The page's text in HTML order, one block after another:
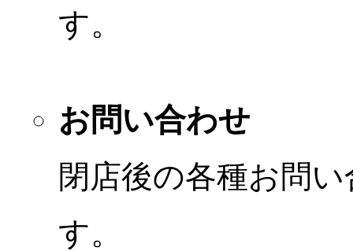
す。
お問い合わせ
閉店後の各種お問
す。